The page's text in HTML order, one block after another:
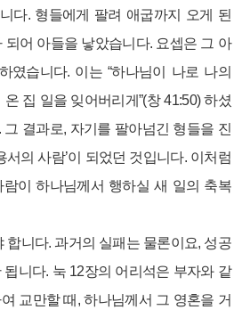
다. 형들에게 팔려 애굽까지 오게 된
되어 아들을 낳았습니다. 요셉은 그 아
였습니다. 이는 “하나님이 나로 나의
집 일을 잊어버리게”(창 41:50) 하셨
결과로, 자기를 팔아넘긴 형들을 진
서의 사람’이 되었던 것입니다. 이처럼
이 하나님께서 행하실 새 일의 축복
합니다. 과거의 실패는 물론이요, 성공
니다. 눅 12장의 어리석은 부자와 같
교만할 때, 하나님께서 그 영혼을 거